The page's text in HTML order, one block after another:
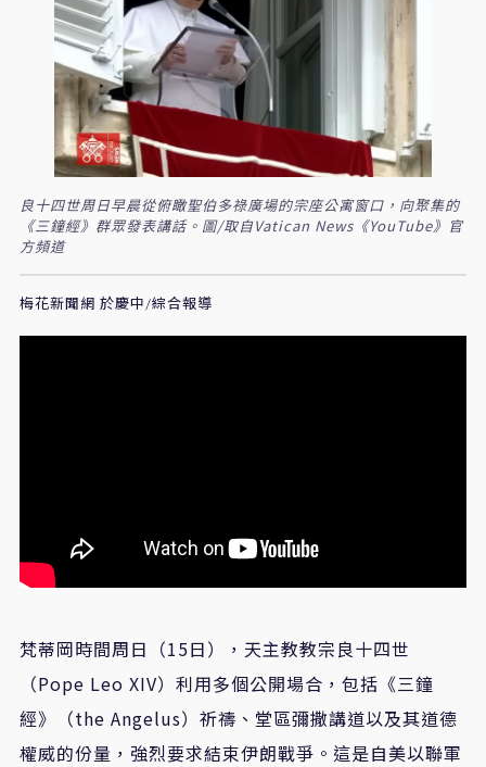
良十四世周日早晨從俯瞰聖伯多祿廣場的宗座公寓窗口，向聚集的
《三鐘經》群眾發表講話。圖/取自Vatican News《YouTube》官
方頻道
梅花新聞網 於慶中/綜合報導
梵蒂岡時間周日（15日），天主教教宗良十四世
（Pope Leo XIV）利用多個公開場合，包括《三鐘
經》（the Angelus）祈禱、堂區彌撒講道以及其道德
權威的份量，強烈要求結束伊朗戰爭。這是自美以聯軍